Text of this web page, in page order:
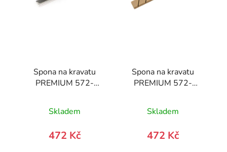
Spona na kravatu
PREMIUM 572-
Skladem
472 Kč
Spona na kravatu
PREMIUM 572-
Skladem
472 Kč